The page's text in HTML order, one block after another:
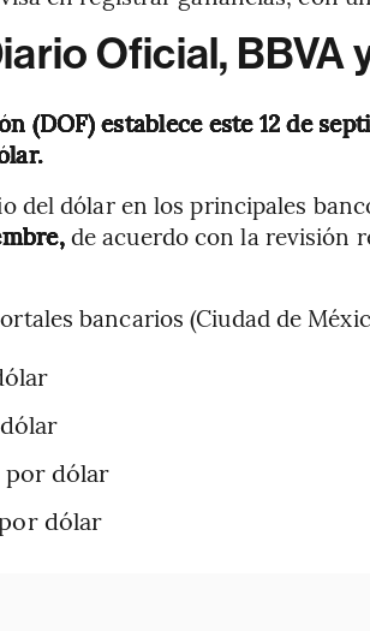
Oficial, BBVA
(DOF) establece este 12 de
del dólar en los principales
de acuerdo con la revisión
bancarios (Ciudad de
por dólar
dólar